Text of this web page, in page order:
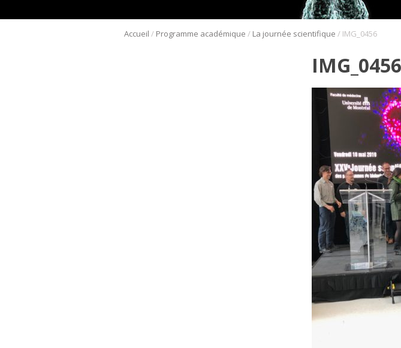
Accueil / Programme académique / La journée scientifique / IMG_0456
IMG_0456